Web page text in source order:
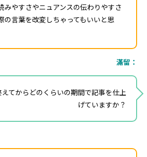
みやすさやニュアンスの伝わりやすさ
の言葉を改変しちゃってもいいと思
滿留：
てからどのくらいの期間で記事を仕上
げていますか？